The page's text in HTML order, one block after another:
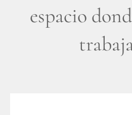
espacio